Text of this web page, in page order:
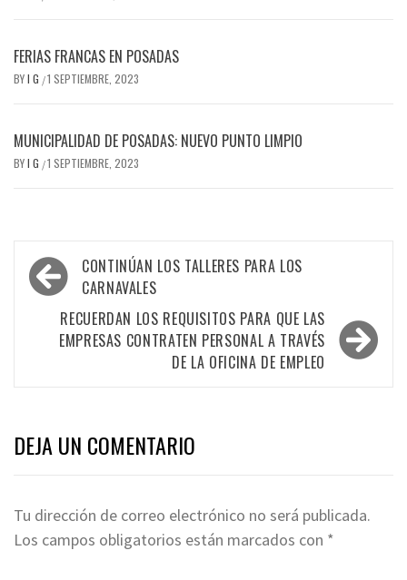
FERIAS FRANCAS EN POSADAS
BYI G /1 SEPTIEMBRE, 2023
MUNICIPALIDAD DE POSADAS: NUEVO PUNTO LIMPIO
BYI G /1 SEPTIEMBRE, 2023
Navegación
de
entradas
CONTINÚAN LOS TALLERES PARA LOS
CARNAVALES
RECUERDAN LOS REQUISITOS PARA QUE LAS
EMPRESAS CONTRATEN PERSONAL A TRAVÉS
DE LA OFICINA DE EMPLEO
DEJA UN COMENTARIO
Tu dirección de correo electrónico no será publicada.
Los campos obligatorios están marcados con *